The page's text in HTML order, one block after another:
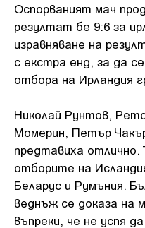
Оспорваният мач
резултат бе 9:6 за
изравняване на
с екстра енд, за да
отбора на Ирландия
Николай Рунтов,
Момерин, Петър
предтавиха отлично.
отборите на
Беларус и Румъния.
веднъж се доказа на
въпреки, че не успя